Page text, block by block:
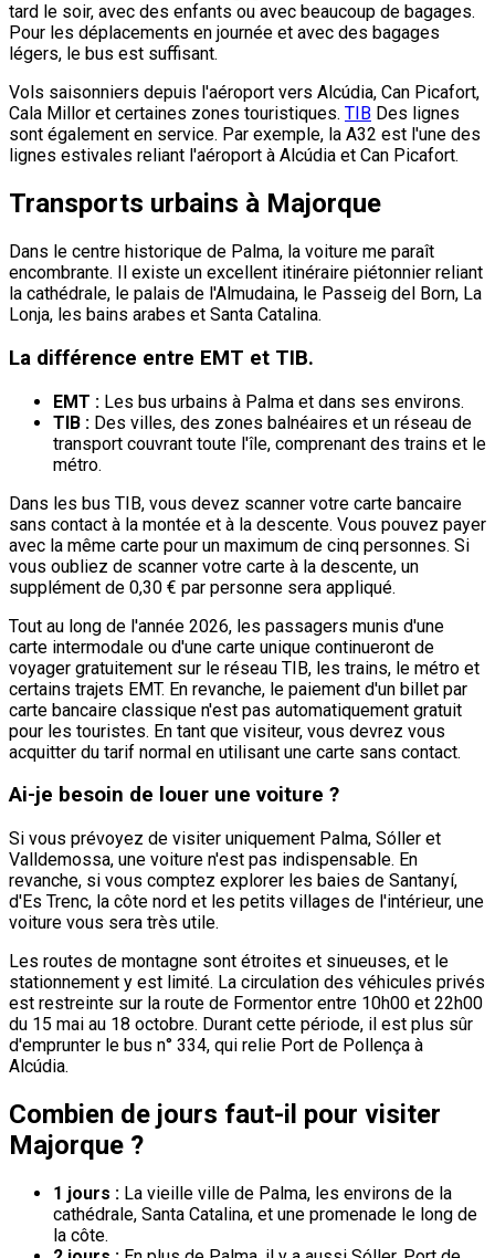
tard le soir, avec des enfants ou avec beaucoup de bagages.
Pour les déplacements en journée et avec des bagages
légers, le bus est suffisant.
Vols saisonniers depuis l'aéroport vers Alcúdia, Can Picafort,
Cala Millor et certaines zones touristiques. TIB Des lignes
sont également en service. Par exemple, la A32 est l'une des
lignes estivales reliant l'aéroport à Alcúdia et Can Picafort.
Transports urbains à Majorque
Dans le centre historique de Palma, la voiture me paraît
encombrante. Il existe un excellent itinéraire piétonnier reliant
la cathédrale, le palais de l'Almudaina, le Passeig del Born, La
Lonja, les bains arabes et Santa Catalina.
La différence entre EMT et TIB.
EMT : Les bus urbains à Palma et dans ses environs.
TIB : Des villes, des zones balnéaires et un réseau de
transport couvrant toute l'île, comprenant des trains et le
métro.
Dans les bus TIB, vous devez scanner votre carte bancaire
sans contact à la montée et à la descente. Vous pouvez payer
avec la même carte pour un maximum de cinq personnes. Si
vous oubliez de scanner votre carte à la descente, un
supplément de 0,30 € par personne sera appliqué.
Tout au long de l'année 2026, les passagers munis d'une
carte intermodale ou d'une carte unique continueront de
voyager gratuitement sur le réseau TIB, les trains, le métro et
certains trajets EMT. En revanche, le paiement d'un billet par
carte bancaire classique n'est pas automatiquement gratuit
pour les touristes. En tant que visiteur, vous devrez vous
acquitter du tarif normal en utilisant une carte sans contact.
Ai-je besoin de louer une voiture ?
Si vous prévoyez de visiter uniquement Palma, Sóller et
Valldemossa, une voiture n'est pas indispensable. En
revanche, si vous comptez explorer les baies de Santanyí,
d'Es Trenc, la côte nord et les petits villages de l'intérieur, une
voiture vous sera très utile.
Les routes de montagne sont étroites et sinueuses, et le
stationnement y est limité. La circulation des véhicules privés
est restreinte sur la route de Formentor entre 10h00 et 22h00
du 15 mai au 18 octobre. Durant cette période, il est plus sûr
d'emprunter le bus n° 334, qui relie Port de Pollença à
Alcúdia.
Combien de jours faut-il pour visiter
Majorque ?
1 jours : La vieille ville de Palma, les environs de la
cathédrale, Santa Catalina, et une promenade le long de
la côte.